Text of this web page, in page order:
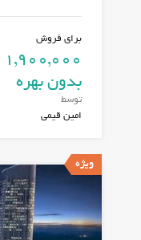
برای فروش
بدون بهره
توسط
امین قیمی
ویژه